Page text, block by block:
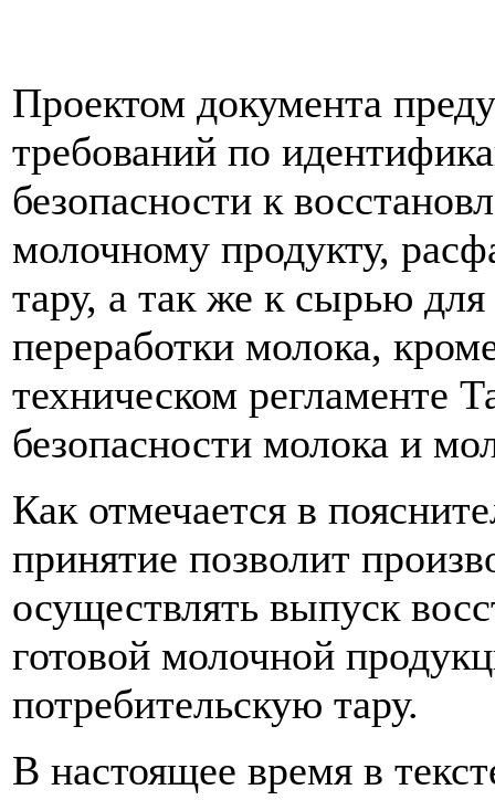
Проектом документа
требований по
безопасности к
молочному продукту,
тару, а так же к сырью для
переработки молока,
техническом регламенте
безопасности молока и
Как отмечается в
принятие позволит
осуществлять выпуск
готовой молочной
потребительскую тару.
В настоящее время в